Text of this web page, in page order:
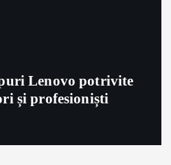
Lenovo potrivite
și profesioniști